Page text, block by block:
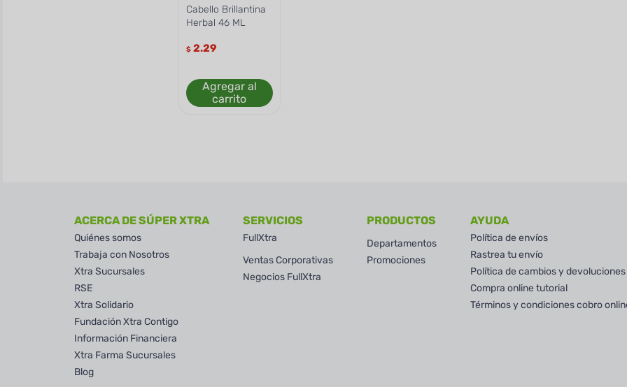
Cabello Brillantina
Herbal 46 ML
$ 2.29
Agregar al
carrito
ACERCA DE SÚPER XTRA
Quiénes somos
Trabaja con Nosotros
Xtra Sucursales
RSE
Xtra Solidario
Fundación Xtra Contigo
Información Financiera
Xtra Farma Sucursales
Blog
SERVICIOS
FullXtra
Ventas Corporativas
Negocios FullXtra
PRODUCTOS
Departamentos
Promociones
AYUDA
Política de envíos
Rastrea tu envío
Política de cambios y devoluciones
Compra online tutorial
Términos y condiciones cobro